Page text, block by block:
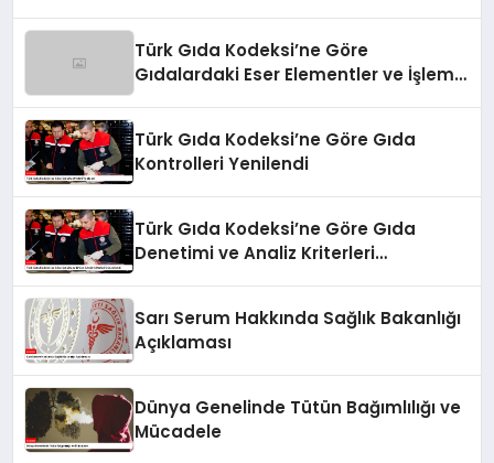
Türk Gıda Kodeksi’ne Göre
Gıdalardaki Eser Elementler ve İşleme
Türk Gıda Kodeksi’ne Göre Gıda
Kontrolleri Yenilendi
Türk Gıda Kodeksi’ne Göre Gıda
Denetimi ve Analiz Kriterleri
Sarı Serum Hakkında Sağlık Bakanlığı
Açıklaması
Dünya Genelinde Tütün Bağımlılığı ve
Mücadele